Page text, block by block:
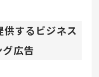
するビジネス
広告